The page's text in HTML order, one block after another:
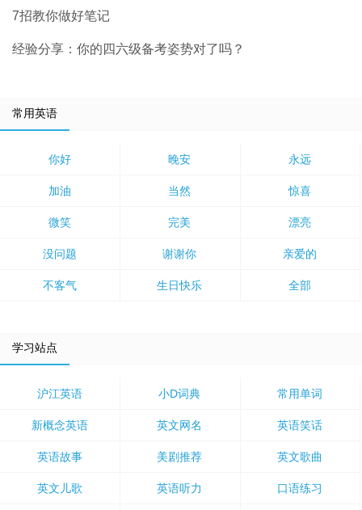
7招教你做好笔记
经验分享：你的四六级备考姿势对了吗？
常用英语
你好 晚安 永远
加油 当然 惊喜
微笑 完美 漂亮
没问题 谢谢你 亲爱的
不客气 生日快乐 全部
学习站点
沪江英语 小D词典 常用单词
新概念英语 英文网名 英语笑话
英语故事 美剧推荐 英文歌曲
英文儿歌 英语听力 口语练习